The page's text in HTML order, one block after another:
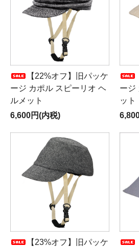
【22%オフ】旧パッケ
ージ カポル スピーリオ ヘ
ルメット
6,600円(内税)
ージ
ット
【23%オフ】旧パッケ